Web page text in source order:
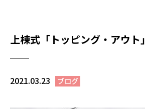
上棟式「トッピング・アウト」
2021.03.23 ブログ